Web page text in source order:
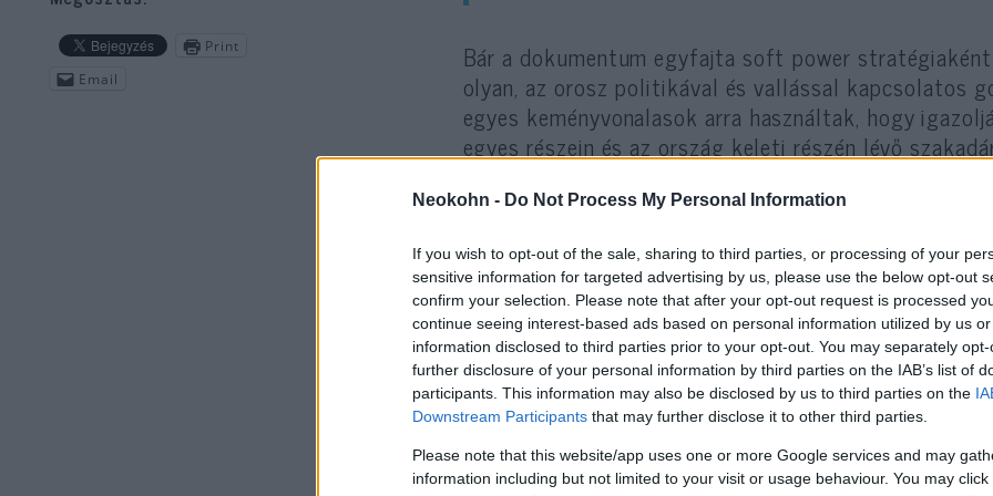
Neokohn - Do Not Process My Personal Information
If you wish to opt-out of the sale, sharing to third parties, or processing of your
sensitive information for targeted advertising by us, please use the below opt-out
confirm your selection. Please note that after your opt-out request is processed
continue seeing interest-based ads based on personal information utilized by us
information disclosed to third parties prior to your opt-out. You may separately
further disclosure of your personal information by third parties on the IAB’s list of
participants. This information may also be disclosed by us to third parties on the
Downstream Participants that may further disclose it to other third parties.
Please note that this website/app uses one or more Google services and may
information including but not limited to your visit or usage behaviour. You may
Bár a dokumentum egyfajta soft power
olyan, az orosz politikával és vallással kapcsolatos
egyes keményvonalasok arra használtak, hogy
egyes részein és az ország keleti részén lévő
„Az Orosz Föderáció támogatást nyújt
jogaik érvényesítésében, érdekeik
identitásuk megőrzésének biztosítása
– áll a politikában.
Print
Email